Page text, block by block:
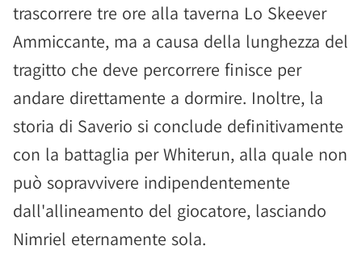
trascorrere tre ore alla taverna Lo Skeever
Ammiccante, ma a causa della lunghezza del
tragitto che deve percorrere finisce per
andare direttamente a dormire. Inoltre, la
storia di Saverio si conclude definitivamente
con la battaglia per Whiterun, alla quale non
può sopravvivere indipendentemente
dall'allineamento del giocatore, lasciando
Nimriel eternamente sola.